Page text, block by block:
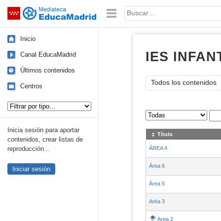
Saltar navegación Palabra o frase:
Inicio
Canal EducaMadrid
Últimos contenidos
Centros
Inicia sesión para aportar
contenidos, crear listas de
reproducción...
Iniciar sesión
IES
Todos los contenidos
Sus archivos
Título
ÁREA 4
Área 6
Área 5
Aréa 3
Area 2